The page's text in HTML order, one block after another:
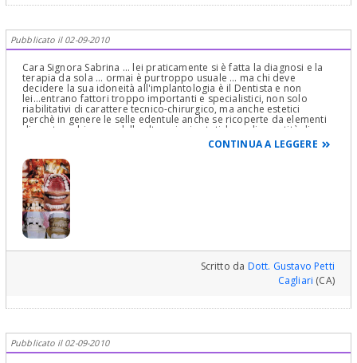
Pubblicato il 02-09-2010
Cara Signora Sabrina ... lei praticamente si è fatta la diagnosi e la
terapia da sola ... ormai è purtroppo usuale ... ma chi deve
decidere la sua idoneità all'implantologia è il Dentista e non
lei...entrano fattori troppo importanti e specialistici, non solo
riabilitativi di carattere tecnico-chirurgico, ma anche estetici
perchè in genere le selle edentule anche se ricoperte da elementi
di ponte, subiscono delle alterazioni estetiche o di quantità di
gengiva o di osso da valutare prima dell'implantologia eventuale
(le lascio una foto dimostrativa di un inestetismo trattato con la
chirurgia estetica parodontale che trova sui questo portale in alto
a dx in Home Page sotto Parodontologia, scritto da me e da mia
figlia Claudia o entrando, cliccando sul mio nome, nel mio profilo
e poi in Articoli e Pubblicazioni e cercando "La chirurgia
parodontale estetica Introduzione Divulgativa alla Chirurgia
Estetica Parodontale "! Ciò precisato, la idea avanzata dal Dr. Aldo
Santomauro è eccellente, come sempre ... bisogna solo valutare se
è necessario "prepartare il terreno" prima!!!.............cordialmente
Riabilitazione Orale Completa in Casi Clinici Complessi ed
Ortodonzia e Pedodonzia la figlia Claudia Petti, in Cagliari
CONTINUA A LEGGERE
Scritto da Dott. Gustavo Petti
Cagliari (CA)
Pubblicato il 02-09-2010